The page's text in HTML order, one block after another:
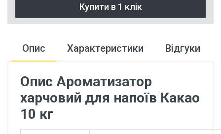
Купити в 1 клік
Опис Характеристики Відгуки
Опис Ароматизатор
харчовий для напоїв Какао
10 кг